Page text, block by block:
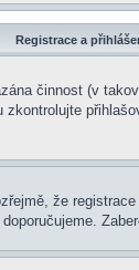
Registrace a
činnost (v
že